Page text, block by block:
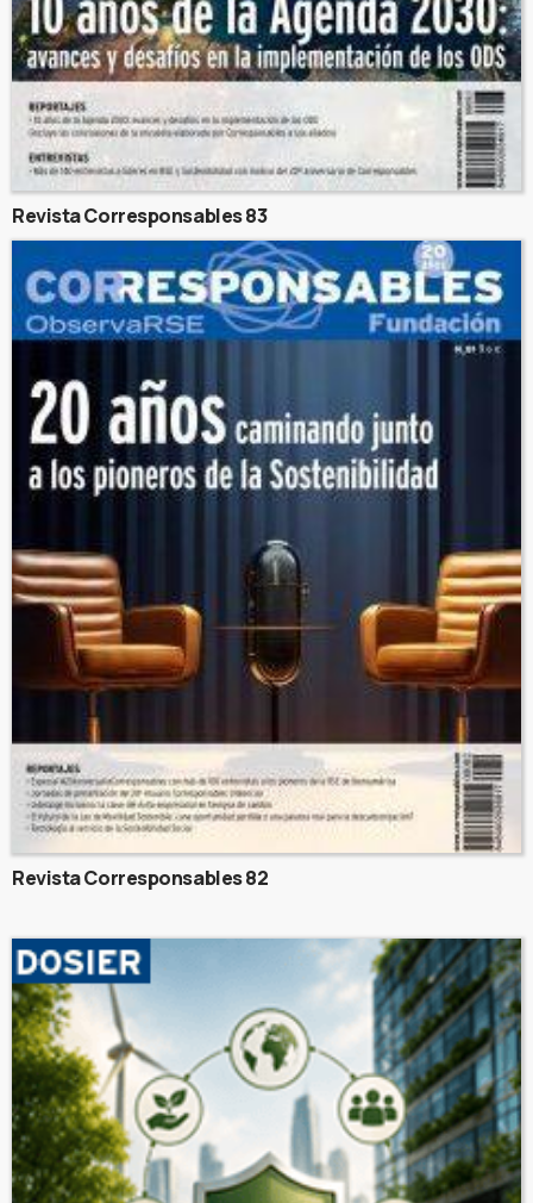
Revista Corresponsables 83
Revista Corresponsables 82